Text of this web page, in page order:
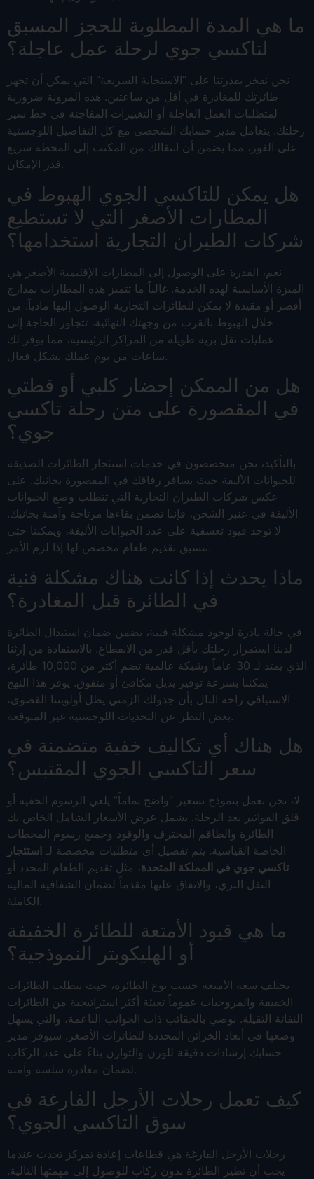
ما هي المدة المطلوبة للحجز المسبق
لتاكسي جوي لرحلة عمل عاجلة؟
نحن نفخر بقدرتنا على “الاستجابة السريعة” التي يمكن أن تجهز
طائرتك للمغادرة في أقل من ساعتين. هذه المرونة ضرورية
لمتطلبات العمل العاجلة أو التغييرات المفاجئة في خط سير
رحلتك. يتعامل مدير حسابك الشخصي مع كل التفاصيل اللوجستية
على الفور، مما يضمن أن انتقالك من المكتب إلى المحطة سريع
قدر الإمكان.
هل يمكن للتاكسي الجوي الهبوط في
المطارات الأصغر التي لا تستطيع
شركات الطيران التجارية استخدامها؟
نعم، القدرة على الوصول إلى المطارات الإقليمية الأصغر هي
الميزة الأساسية لهذه الخدمة. غالباً ما تتميز هذه المطارات بمدارج
أقصر أو مقيدة لا يمكن للطائرات التجارية الوصول إليها مادياً. من
خلال الهبوط بالقرب من وجهتك النهائية، تتجاوز الحاجة إلى
عمليات نقل برية طويلة من المراكز الرئيسية، مما يوفر لك
ساعات من يوم عملك بشكل فعال.
هل من الممكن إحضار كلبي أو قطتي
في المقصورة على متن رحلة تاكسي
جوي؟
بالتأكيد، نحن متخصصون في خدمات استئجار الطائرات الصديقة
للحيوانات الأليفة حيث يسافر رفاقك في المقصورة بجانبك. على
عكس شركات الطيران التجارية التي تتطلب وضع الحيوانات
الأليفة في عنبر الشحن، فإننا نضمن بقاءها مرتاحة وآمنة بجانبك.
لا توجد قيود تعسفية على عدد الحيوانات الأليفة، ويمكننا حتى
تنسيق تقديم طعام مخصص لها إذا لزم الأمر.
ماذا يحدث إذا كانت هناك مشكلة فنية
في الطائرة قبل المغادرة؟
في حالة نادرة لوجود مشكلة فنية، يضمن ضمان استبدال الطائرة
لدينا استمرار رحلتك بأقل قدر من الانقطاع. بالاستفادة من إرثنا
الذي يمتد لـ 30 عاماً وشبكة عالمية تضم أكثر من 10,000 طائرة،
يمكننا بسرعة توفير بديل مكافئ أو متفوق. يوفر هذا النهج
الاستباقي راحة البال بأن جدولك الزمني يظل أولويتنا القصوى،
بغض النظر عن التحديات اللوجستية غير المتوقعة.
هل هناك أي تكاليف خفية متضمنة في
سعر التاكسي الجوي المقتبس؟
لا، نحن نعمل بنموذج تسعير “واضح تماماً” يلغي الرسوم الخفية أو
قلق الفواتير بعد الرحلة. يشمل عرض الأسعار الشامل الخاص بك
الطائرة والطاقم المحترف والوقود وجميع رسوم المحطات
الخاصة القياسية. يتم تفصيل أي متطلبات مخصصة لـ استئجار
تاكسي جوي في المملكة المتحدة، مثل تقديم الطعام المحدد أو
النقل البري، والاتفاق عليها مقدماً لضمان الشفافية المالية
الكاملة.
ما هي قيود الأمتعة للطائرة الخفيفة
أو الهليكوبتر النموذجية؟
تختلف سعة الأمتعة حسب نوع الطائرة، حيث تتطلب الطائرات
الخفيفة والمروحيات عموماً تعبئة أكثر استراتيجية من الطائرات
النفاثة الثقيلة. نوصي بالحقائب ذات الجوانب الناعمة، والتي يسهل
وضعها في أبعاد الخزائن المحددة للطائرات الأصغر. سيوفر مدير
حسابك إرشادات دقيقة للوزن والتوازن بناءً على عدد الركاب
لضمان مغادرة سلسة وآمنة.
كيف تعمل رحلات الأرجل الفارغة في
سوق التاكسي الجوي؟
رحلات الأرجل الفارغة هي قطاعات إعادة تمركز تحدث عندما
يجب أن تطير الطائرة بدون ركاب للوصول إلى مهمتها التالية.